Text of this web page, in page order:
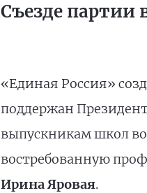
Съезде партии
«Единая Россия»
поддержан
выпускникам школ
востребованную
Ирина Яровая.